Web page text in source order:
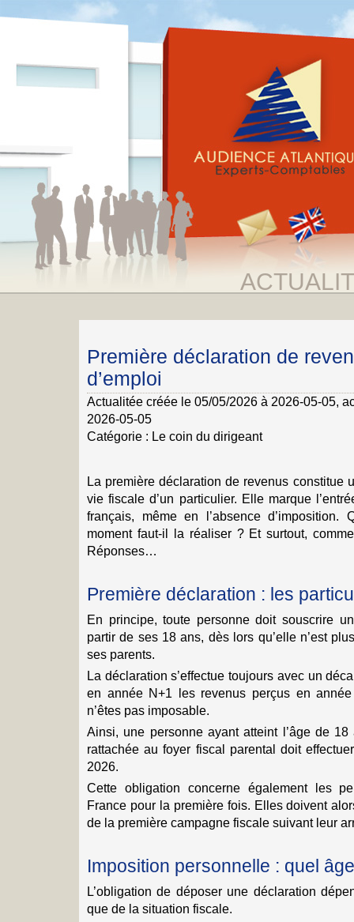
Première déclaration de
d’emploi
Actualitée créée le 05/05/2026 à 2026-05-05,
2026-05-05
Catégorie : Le coin du dirigeant
La première déclaration de revenus constitue
vie fiscale d’un particulier. Elle marque
français, même en l’absence
moment faut-il la réaliser ? Et surtout,
Réponses…
Première déclaration : les
En principe, toute personne doit souscrire
partir de ses 18 ans, dès lors qu’elle n’est
ses parents.
La déclaration s’effectue toujours avec un
en année N+1 les revenus perçus en
n’êtes pas imposable.
Ainsi, une personne ayant atteint l’âge de
rattachée au foyer fiscal parental doit
2026.
Cette obligation concerne également les
France pour la première fois. Elles doivent
de la première campagne fiscale suivant leur
Imposition personnelle : quel
L’obligation de déposer une déclaration
que de la situation fiscale.